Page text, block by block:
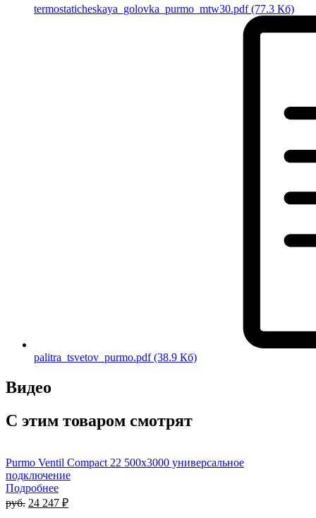
termostaticheskaya_golovka_purmo_mtw30.pdf(77.3 Кб)
palitra_tsvetov_purmo.pdf(38.9 Кб)
Видео
С этим товаром смотрят
Purmo Ventil Compact 22 500х3000 универсальное
подключение
Подробнее
руб. 24 247 ₽